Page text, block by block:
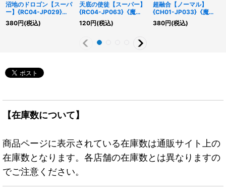
沼地のドロゴン【スーパ
ー】{RC04-JP029}
《融合》
380円(税込)
天底の使徒【スーパー】
{RC04-JP063}《魔
法》
120円(税込)
超融合【ノーマル】
{CH01-JP033}《魔
法》
380円(税込)
【在庫数について】
商品ページに表示されている在庫数は通販サイト上の
在庫数となります。各店舗の在庫数とは異なりますの
でご注意ください。